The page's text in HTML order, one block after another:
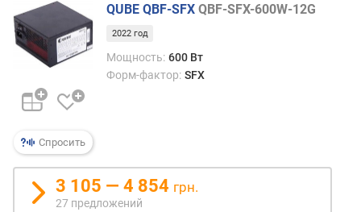
с
т
а
н
а
р
т
A
T
Спросить
QUBE QBF-SFX QBF-SFX-600W-12G
2022 год
Мощность: 600 Вт
Форм-фактор: SFX
3 105 — 4 854 грн.
27 предложений